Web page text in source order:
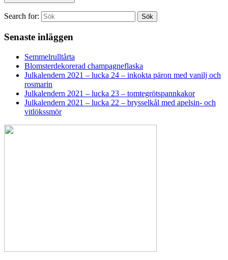
Search for: Sök
Senaste inläggen
Semmelrulltårta
Blomsterdekorerad champagneflaska
Julkalendern 2021 – lucka 24 – inkokta päron med vanilj och
rosmarin
Julkalendern 2021 – lucka 23 – tomtegrötspannkakor
Julkalendern 2021 – lucka 22 – brysselkål med apelsin- och
vitlökssmör